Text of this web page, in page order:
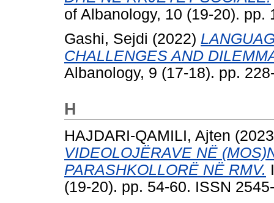
of Albanology, 10 (19-20). pp.
Gashi, Sejdi (2022)
CHALLENGES AND
Albanology, 9 (17-18). pp.
H
HAJDARI-QAMILI, Ajten
VIDEOLOJËRAVE NË
PARASHKOLLORË NË RMV.
(19-20). pp. 54-60. ISSN